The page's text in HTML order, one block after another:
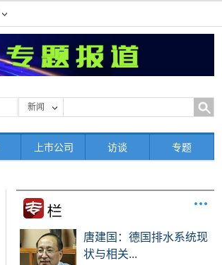
新闻
上市公司 访谈 专题
唐建国：德国排水系统现
状与相关...